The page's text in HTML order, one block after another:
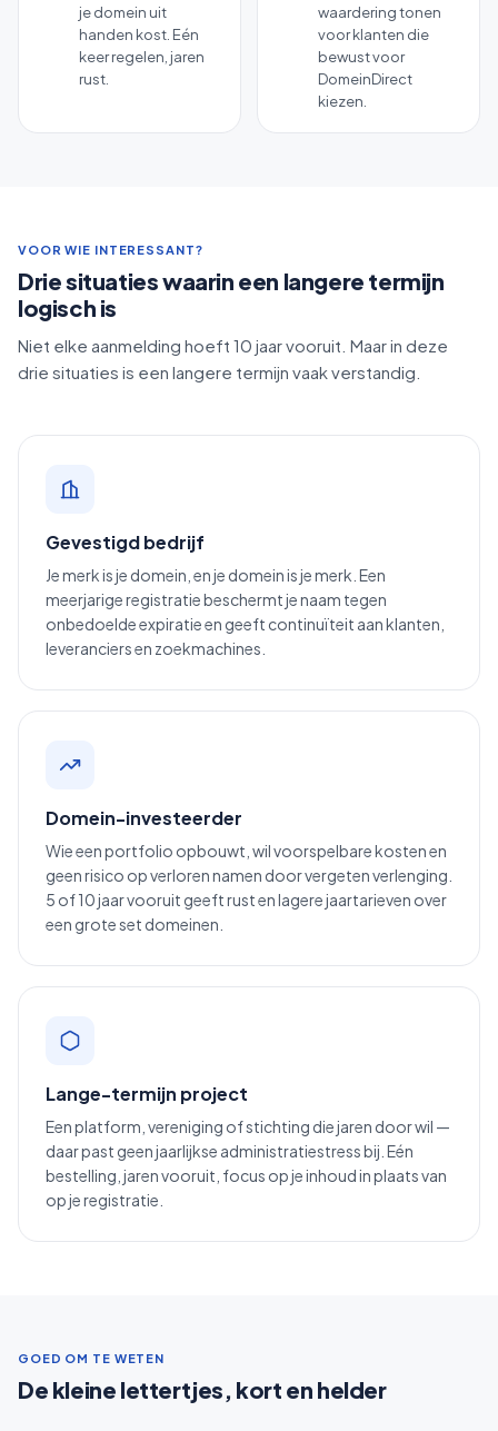
je domein uit
handen kost. Eén
keer regelen, jaren
rust.
waardering tonen
voor klanten die
bewust voor
DomeinDirect
kiezen.
VOOR WIE INTERESSANT?
Drie situaties waarin een langere termijn
logisch is
Niet elke aanmelding hoeft 10 jaar vooruit. Maar in deze
drie situaties is een langere termijn vaak verstandig.
Gevestigd bedrijf
Je merk is je domein, en je domein is je merk. Een
meerjarige registratie beschermt je naam tegen
onbedoelde expiratie en geeft continuïteit aan klanten,
leveranciers en zoekmachines.
Domein-investeerder
Wie een portfolio opbouwt, wil voorspelbare kosten en
geen risico op verloren namen door vergeten verlenging.
5 of 10 jaar vooruit geeft rust en lagere jaartarieven over
een grote set domeinen.
Lange-termijn project
Een platform, vereniging of stichting die jaren door wil —
daar past geen jaarlijkse administratiestress bij. Eén
bestelling, jaren vooruit, focus op je inhoud in plaats van
op je registratie.
GOED OM TE WETEN
De kleine lettertjes, kort en helder